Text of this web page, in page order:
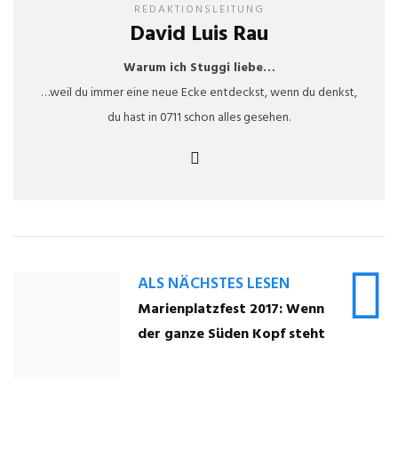
REDAKTIONSLEITUNG
David Luis Rau
Warum ich Stuggi liebe…
…weil du immer eine neue Ecke entdeckst, wenn du denkst,
du hast in 0711 schon alles gesehen.
ALS NÄCHSTES LESEN
Marienplatzfest 2017: Wenn
der ganze Süden Kopf steht